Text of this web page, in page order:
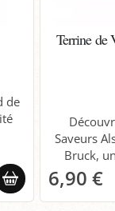
de
Terrine de
Saveurs
Bruck,
6,90 €